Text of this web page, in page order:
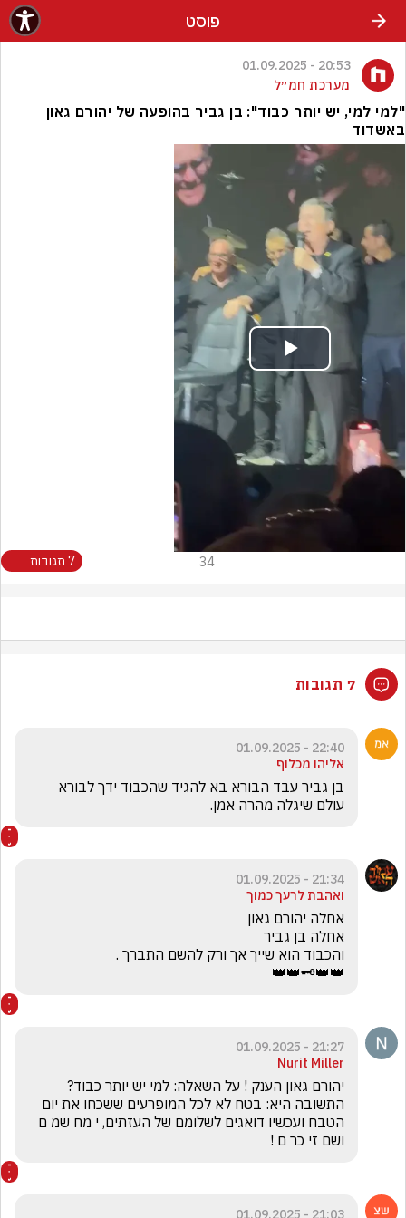
פוסט
20:53 - 01.09.2025
מערכת חמ״ל
"למי למי, יש יותר כבוד": בן גביר בהופעה של יהורם גאון
באשדוד
Play
Video
34 7 תגובות
7 תגובות
22:40 - 01.09.2025
אליהו מכלוף
עולם שיגלה מהרה אמן.
21:34 - 01.09.2025
ואהבת לרעך כמוך
👑👑🗝️👑👑
21:27 - 01.09.2025
Nurit Miller
ושם זי כר ם !
21:03 - 01.09.2025